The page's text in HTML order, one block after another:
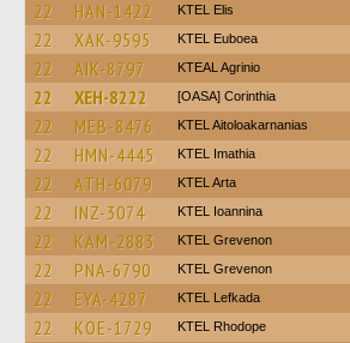
22 HAN-1422 KTEL Elis
22 XAK-9595 ΚΤΕL Euboea
22 AIK-8797 KTEAL Agrinio
22 XEH-8222 [OASA] Corinthia
22 MEB-8476 KTEL Aitoloakarnanias
22 HMN-4445 KTEL Imathia
22 ATH-6079 KTEL Arta
22 INZ-3074 KTEL Ioannina
22 KAM-2883 ΚΤΕL Grevenon
22 PNA-6790 ΚΤΕL Grevenon
22 EYA-4287 KTEL Lefkada
22 KOE-1729 KTEL Rhodope